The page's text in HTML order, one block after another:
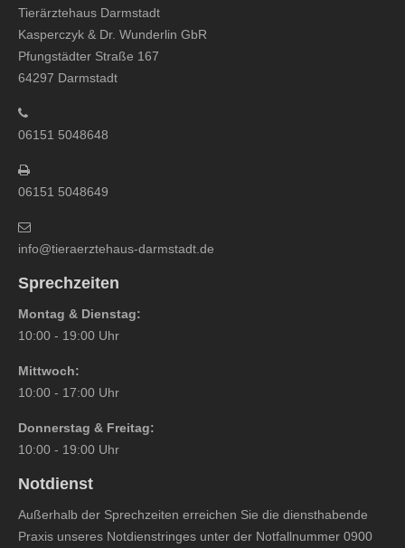
Tierärztehaus Darmstadt
Kasperczyk & Dr. Wunderlin GbR
Pfungstädter Straße 167
64297 Darmstadt
06151 5048648
06151 5048649
info@tieraerztehaus-darmstadt.de
Sprechzeiten
Montag & Dienstag:
10:00 - 19:00 Uhr
Mittwoch:
10:00 - 17:00 Uhr
Donnerstag & Freitag:
10:00 - 19:00 Uhr
Notdienst
Außerhalb der Sprechzeiten erreichen Sie die diensthabende
Praxis unseres Notdienstringes unter der Notfallnummer 0900